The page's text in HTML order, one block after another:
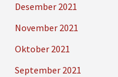
Desember 2021
November 2021
Oktober 2021
September 2021